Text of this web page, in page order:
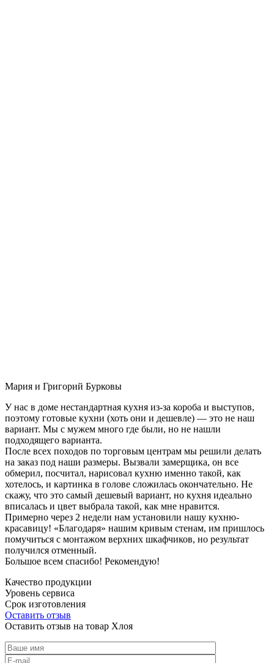
Мария и Григорий Бурковы
У нас в доме нестандартная кухня из-за короба и выступов,
поэтому готовые кухни (хоть они и дешевле) — это не наш
вариант. Мы с мужем много где были, но не нашли
подходящего варианта.
После всех походов по торговым центрам мы решили делать
на заказ под наши размеры. Вызвали замерщика, он все
обмерил, посчитал, нарисовал кухню именно такой, как
хотелось, и картинка в голове сложилась окончательно. Не
скажу, что это самый дешевый вариант, но кухня идеально
вписалась и цвет выбрала такой, как мне нравится.
Примерно через 2 недели нам установили нашу кухню-
красавицу! «Благодаря» нашим кривым стенам, им пришлось
помучиться с монтажом верхних шкафчиков, но результат
получился отменный.
Большое всем спасибо! Рекомендую!
Качество продукции
Уровень сервиса
Срок изготовления
Оставить отзыв
Оставить отзыв на товар Хлоя